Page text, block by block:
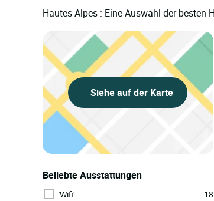
Hautes Alpes : Eine Auswahl der besten
Siehe auf der Karte
Beliebte Ausstattungen
'Wifi'
18